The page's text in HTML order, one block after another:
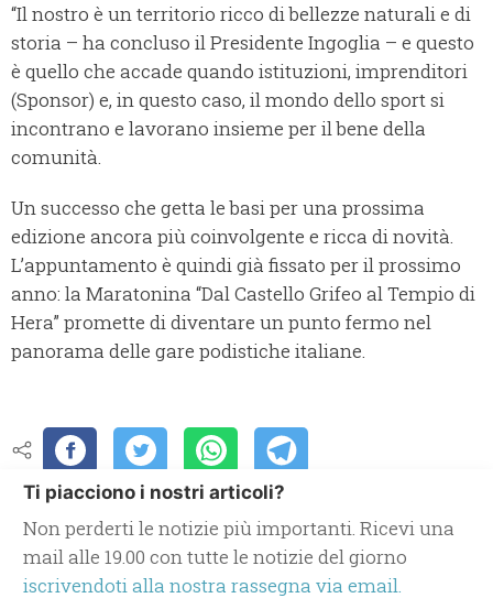
“Il nostro è un territorio ricco di bellezze naturali e di
storia – ha concluso il Presidente Ingoglia – e questo
è quello che accade quando istituzioni, imprenditori
(Sponsor) e, in questo caso, il mondo dello sport si
incontrano e lavorano insieme per il bene della
comunità.
Un successo che getta le basi per una prossima
edizione ancora più coinvolgente e ricca di novità.
L’appuntamento è quindi già fissato per il prossimo
anno: la Maratonina “Dal Castello Grifeo al Tempio di
Hera” promette di diventare un punto fermo nel
panorama delle gare podistiche italiane.
Ti piacciono i nostri articoli?
Non perderti le notizie più importanti. Ricevi una
mail alle 19.00 con tutte le notizie del giorno
iscrivendoti alla nostra rassegna via email.